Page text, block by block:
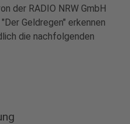
der RADIO NRW GmbH
Geldregen" erkennen
die nachfolgenden